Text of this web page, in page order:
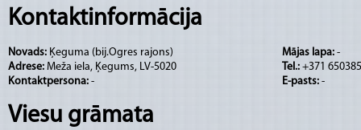
gājiens. Dziednieki šo vietu uzskata par
Kontaktinformācija
Novads: Ķeguma (bij.Ogres rajons)
Adrese: Meža iela, Ķegums, LV-5020
Kontaktpersona: -
Mājas lapa: -
Tel.: +371
E-pasts: -
Viesu grāmata